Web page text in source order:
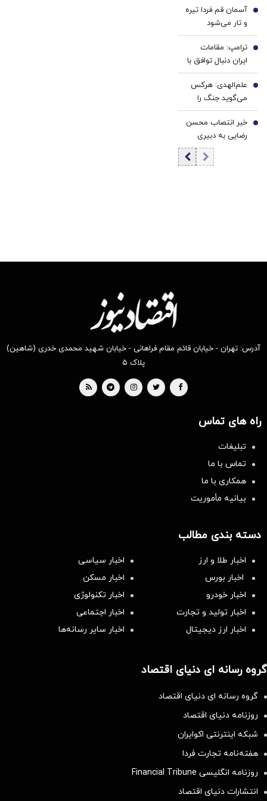
تصمیم شخصی
پزشکیان نیست/
برخی مواضع رهبری
را گزینشی
می‌پذیرند
آسمان قم فردا تیره
و تار می‌شود
4
ترامپ: مقامات
ایران دنبال توافق با
واشنگتن هستند
5
علم‌الهدی: هرکس
می‌گوید جنگ را
تمام کنیم یا منافق
است یا قلب مریض
دارد
6
خبر انتصاب محسن
رضایی به دبیری
شعام تکذیب
شد؟/ توضیح مهم
7
آدرس: تهران - خیابان قائم مقام فراهانی - خیابان شهید محمدی خدری (شاهین)
پلاک ۵
راه های تماس
تبلیغات
تماس با ما
همکاری با ما
بیانیه مأموریت
دسته بندی مطالب
اخبار طلا و ارز
اخبار سیاسی
اخبار بورس
اخبار مسکن
اخبار خودرو
اخبار تکنولوژی
اخبار تولید و تجارت
اخبار اجتماعی
اخبار ارز دیجیتال
اخبار سایر رسانه‌‌ها
گروه رسانه ای دنیای اقتصاد
گروه رسانه ای دنیای اقتصاد
روزنامه دنیای اقتصاد
شبکه اینترنتی اکوایران
هفته‌نامه تجارت فردا
روزنامه انگلیسی Financial Tribune
انتشارات دنیای اقتصاد